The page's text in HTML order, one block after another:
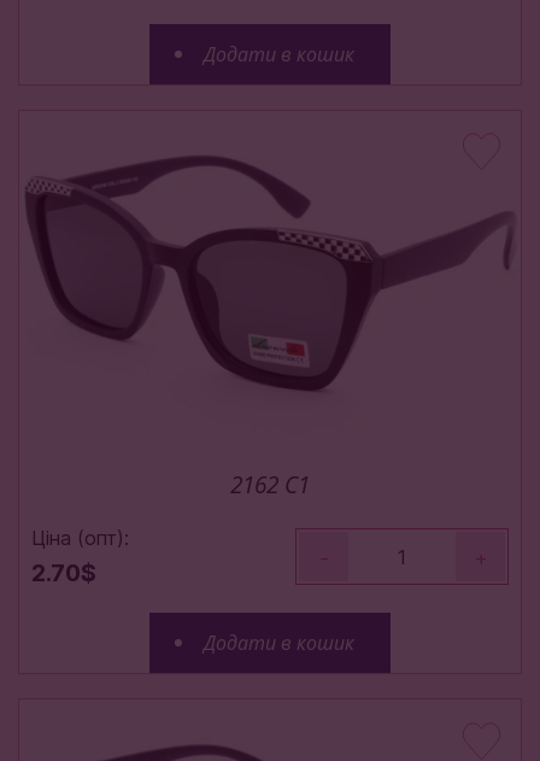
Додати в кошик
2162 C1
Ціна (опт):
2.70$
- +
Додати в кошик